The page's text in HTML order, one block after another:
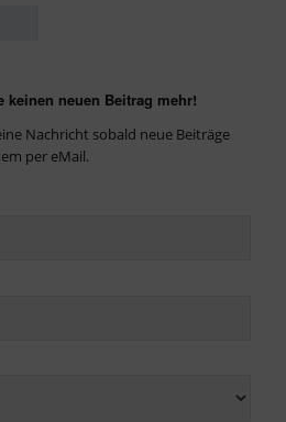
keinen neuen Beitrag mehr!
Nachricht sobald neue Beiträge
per eMail.